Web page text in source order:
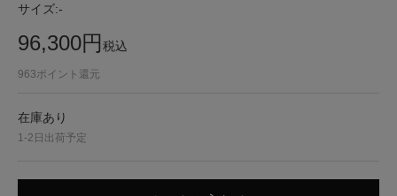
サイズ:-
96,300円税込
963ポイント還元
在庫あり
1-2日出荷予定